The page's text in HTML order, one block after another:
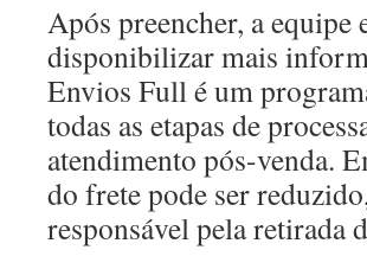
Após preencher, a equipe
disponibilizar mais
Envios Full é um
todas as etapas de
atendimento pós-venda.
do frete pode ser
responsável pela retirada